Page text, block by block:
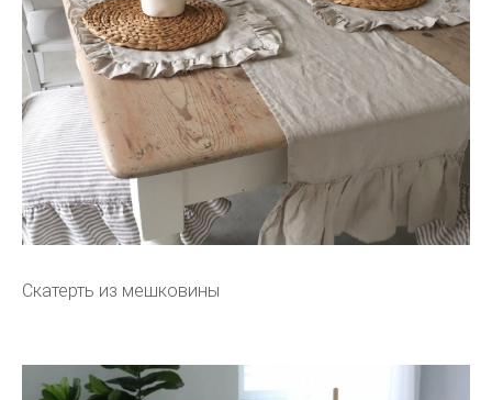
Скатерть из мешковины